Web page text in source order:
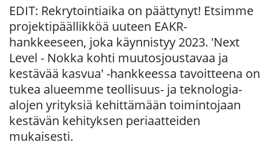
EDIT: Rekrytointiaika on päättynyt! Etsimme
projektipäällikköä uuteen EAKR-
hankkeeseen, joka käynnistyy 2023. 'Next
Level - Nokka kohti muutosjoustavaa ja
kestävää kasvua' -hankkeessa tavoitteena on
tukea alueemme teollisuus- ja teknologia-
alojen yrityksiä kehittämään toimintojaan
kestävän kehityksen periaatteiden
mukaisesti.